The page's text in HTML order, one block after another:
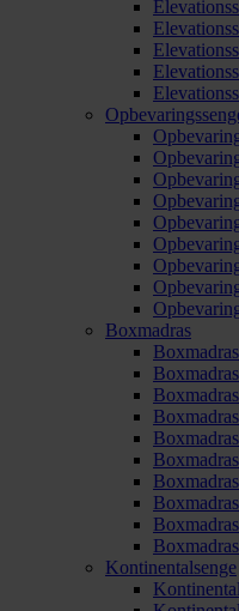
Boxmadras
Kontinentalsenge